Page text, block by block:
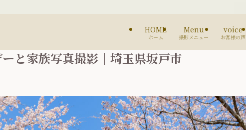
HOME
ホーム
Menu
撮影メニュー
voice
お客様の声
と家族写真撮影｜埼玉県坂戸市